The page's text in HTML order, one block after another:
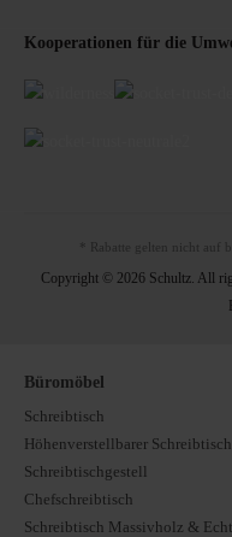
Kooperationen für die
* Rabatte gelten nicht auf
Copyright © 2026 Schultz. All
Büromöbel
Schreibtisch
Höhenverstellbarer Schreibtisch
Schreibtischgestell
Chefschreibtisch
Schreibtisch Massivholz &